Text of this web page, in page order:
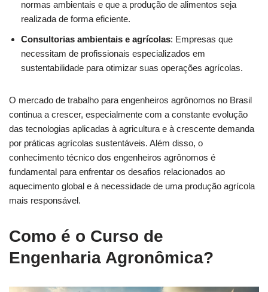
normas ambientais e que a produção de alimentos seja
realizada de forma eficiente.
Consultorias ambientais e agrícolas: Empresas que
necessitam de profissionais especializados em
sustentabilidade para otimizar suas operações agrícolas.
O mercado de trabalho para engenheiros agrônomos no Brasil
continua a crescer, especialmente com a constante evolução
das tecnologias aplicadas à agricultura e à crescente demanda
por práticas agrícolas sustentáveis. Além disso, o
conhecimento técnico dos engenheiros agrônomos é
fundamental para enfrentar os desafios relacionados ao
aquecimento global e à necessidade de uma produção agrícola
mais responsável.
Como é o Curso de
Engenharia Agronômica?